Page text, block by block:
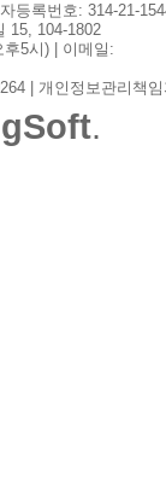
등록번호: 314-21-
15, 104-1802
5시) | 이메일:
| 개인정보관리책
.